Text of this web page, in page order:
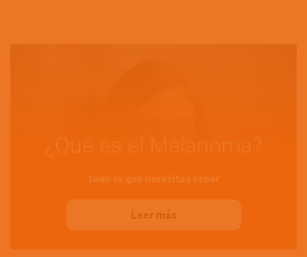
¿Qué es el Melanoma?
Todo lo que necesitas saber
Leer más